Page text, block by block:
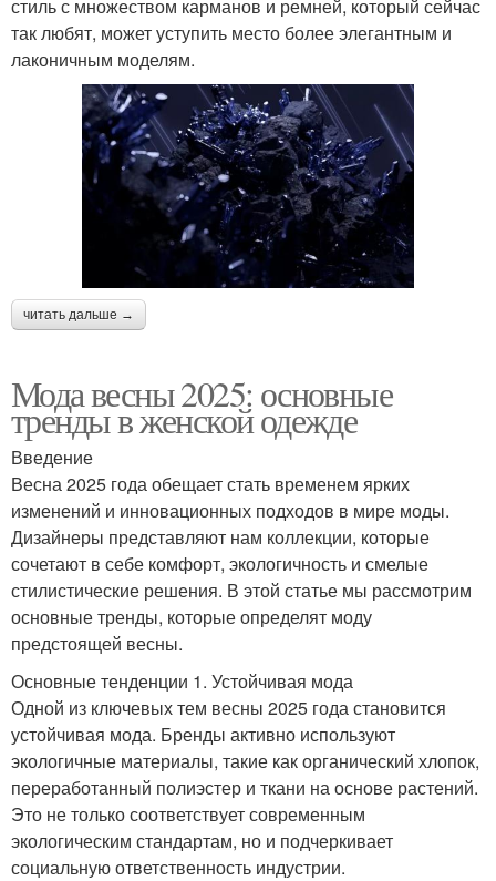
стиль с множеством карманов и ремней, который сейчас
так любят, может уступить место более элегантным и
лаконичным моделям.
читать дальше →
Мода весны 2025: основные
тренды в женской одежде
Введение
Весна 2025 года обещает стать временем ярких
изменений и инновационных подходов в мире моды.
Дизайнеры представляют нам коллекции, которые
сочетают в себе комфорт, экологичность и смелые
стилистические решения. В этой статье мы рассмотрим
основные тренды, которые определят моду
предстоящей весны.
Основные тенденции 1. Устойчивая мода
Одной из ключевых тем весны 2025 года становится
устойчивая мода. Бренды активно используют
экологичные материалы, такие как органический хлопок,
переработанный полиэстер и ткани на основе растений.
Это не только соответствует современным
экологическим стандартам, но и подчеркивает
социальную ответственность индустрии.